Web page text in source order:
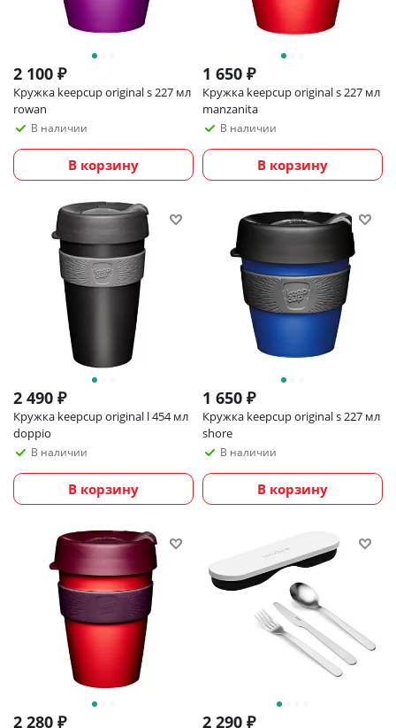
2 100 ₽
Кружка keepcup original s 227 мл
rowan
В наличии
В корзину
1 650 ₽
Кружка keepcup original s 227 мл
manzanita
В наличии
В корзину
2 490 ₽
Кружка keepcup original l 454 мл
doppio
В наличии
В корзину
1 650 ₽
Кружка keepcup original s 227 мл
shore
В наличии
В корзину
2 280 ₽ 2 290 ₽